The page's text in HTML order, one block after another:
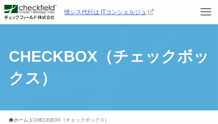
情シス代行は ITコンシェルジュ
CHECKBOX（チェックボッ
クス）
ホーム CHECKBOX（チェックボックス）